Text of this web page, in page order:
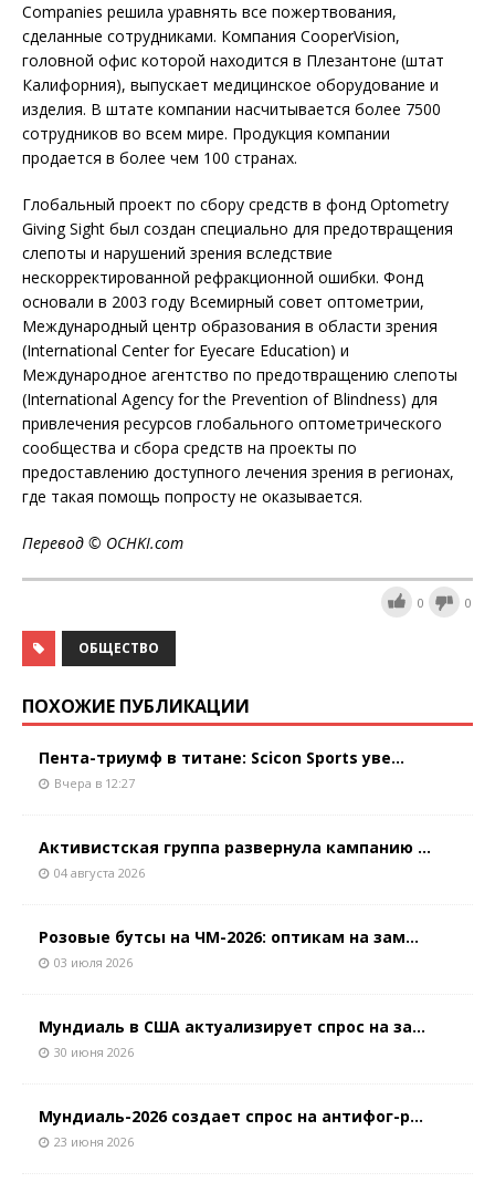
Companies решила уравнять все пожертвования,
сделанные сотрудниками. Компания CooperVision,
головной офис которой находится в Плезантоне (штат
Калифорния), выпускает медицинское оборудование и
изделия. В штате компании насчитывается более 7500
сотрудников во всем мире. Продукция компании
продается в более чем 100 странах.
Глобальный проект по сбору средств в фонд Optometry
Giving Sight был создан специально для предотвращения
слепоты и нарушений зрения вследствие
нескорректированной рефракционной ошибки. Фонд
основали в 2003 году Всемирный совет оптометрии,
Международный центр образования в области зрения
(International Center for Eyecare Education) и
Международное агентство по предотвращению слепоты
(International Agency for the Prevention of Blindness) для
привлечения ресурсов глобального оптометрического
сообщества и сбора средств на проекты по
предоставлению доступного лечения зрения в регионах,
где такая помощь попросту не оказывается.
Перевод © OCHKI.com
0 0
ОБЩЕСТВО
ПОХОЖИЕ ПУБЛИКАЦИИ
Пента-триумф в титане: Scicon Sports уве...
Вчера в 12:27
Активистская группа развернула кампанию ...
04 августа 2026
Розовые бутсы на ЧМ-2026: оптикам на зам...
03 июля 2026
Мундиаль в США актуализирует спрос на за...
30 июня 2026
Мундиаль-2026 создает спрос на антифог-р...
23 июня 2026